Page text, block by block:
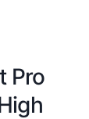
Pro